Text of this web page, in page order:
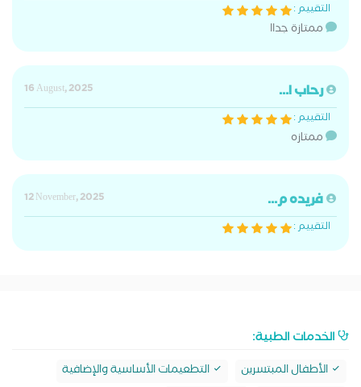
التقييم :
ممتازة جداا
رحاب ا...
16 August, 2025
التقييم :
ممتازه
فريده م...
12 November, 2025
التقييم :
الخدمات الطبية:
الأطفال المبتسرين
التطعيمات الأساسية والإضافية